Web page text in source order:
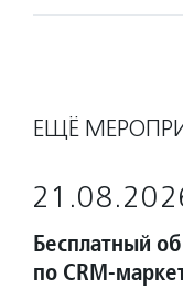
ЕЩЁ
Бесплатный
по CRM-